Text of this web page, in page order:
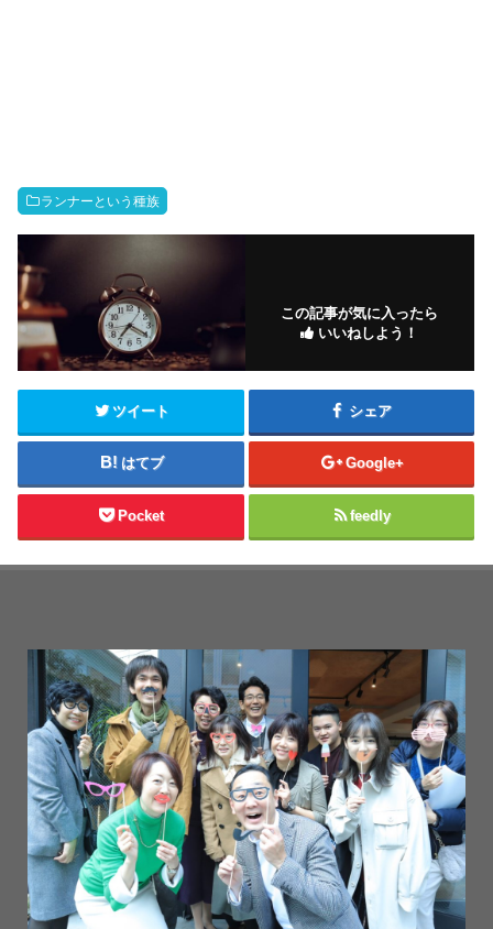
ランナーという種族
この記事が気に入ったら
いいねしよう！
ツイート シェア
はてブ Google+
Pocket feedly